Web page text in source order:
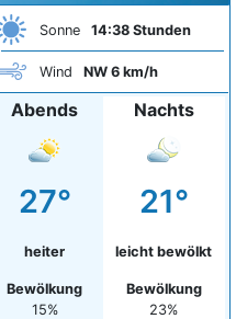
Sonne 14:38 Stunden
Wind NW 6 km/h
Abends
27°
heiter
Bewölkung
15%
Nachts
21°
leicht bewölkt
Bewölkung
23%